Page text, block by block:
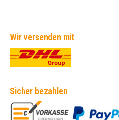
Wir versenden mit
Sicher bezahlen